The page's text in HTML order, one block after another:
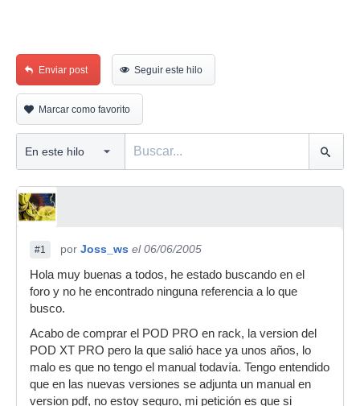
Enviar post Seguir este hilo
Marcar como favorito
#1 por Joss_ws el 06/06/2005
Hola muy buenas a todos, he estado buscando en el
foro y no he encontrado ninguna referencia a lo que
busco.
Acabo de comprar el POD PRO en rack, la version del
POD XT PRO pero la que salió hace ya unos años, lo
malo es que no tengo el manual todavía. Tengo entendido
que en las nuevas versiones se adjunta un manual en
version pdf, no estoy seguro, mi petición es que si